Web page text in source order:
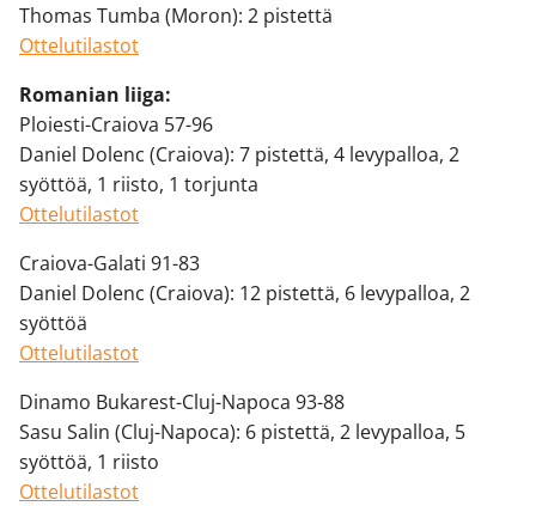
Thomas Tumba (Moron): 2 pistettä
Ottelutilastot
Romanian liiga:
Ploiesti-Craiova 57-96
Daniel Dolenc (Craiova): 7 pistettä, 4 levypalloa, 2
syöttöä, 1 riisto, 1 torjunta
Ottelutilastot
Craiova-Galati 91-83
Daniel Dolenc (Craiova): 12 pistettä, 6 levypalloa, 2
syöttöä
Ottelutilastot
Dinamo Bukarest-Cluj-Napoca 93-88
Sasu Salin (Cluj-Napoca): 6 pistettä, 2 levypalloa, 5
syöttöä, 1 riisto
Ottelutilastot